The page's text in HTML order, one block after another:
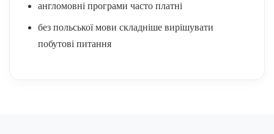
англомовні програми часто платні
без польської мови складніше вирішувати
побутові питання